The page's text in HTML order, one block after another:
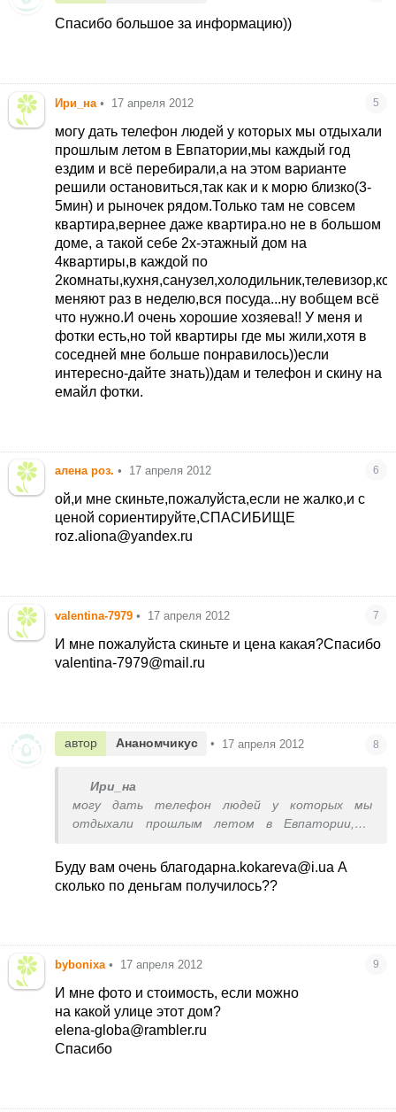
Спасибо большое за информацию))
Ири_на • 17 апреля 2012 5
могу дать телефон людей у которых мы отдыхали
прошлым летом в Евпатории,мы каждый год
ездим и всё перебирали,а на этом варианте
решили остановиться,так как и к морю близко(3-
5мин) и рыночек рядом.Только там не совсем
квартира,вернее даже квартира.но не в большом
доме, а такой себе 2х-этажный дом на
4квартиры,в каждой по
меняют раз в неделю,вся посуда...ну вобщем всё
что нужно.И очень хорошие хозяева!! У меня и
фотки есть,но той квартиры где мы жили,хотя в
соседней мне больше понравилось))если
интересно-дайте знать))дам и телефон и скину на
емайл фотки.
алена роз. • 17 апреля 2012 6
ой,и мне скиньте,пожалуйста,если не жалко,и с
ценой сориентируйте,СПАСИБИЩЕ
roz.aliona@yandex.ru
valentina-7979 • 17 апреля 2012 7
И мне пожалуйста скиньте и цена какая?Спасибо
valentina-7979@mail.ru
автор Ананомчикус • 17 апреля 2012 8
Ири_на
могу дать телефон людей у которых мы
отдыхали прошлым летом в Евпатории,мы
варианте решили остановиться,так как и к
морю близко(3-5мин) и рыночек рядом.Только
там не совсем квартира,вернее даже
меняют раз в неделю,вся посуда...ну вобщем всё
что нужно.И очень хорошие хозяева!! У меня и
фотки есть,но той квартиры где мы жили,хотя
в соседней мне больше понравилось))если
интересно-дайте знать))дам и телефон и скину
Буду вам очень благодарна.kokareva@i.ua А
сколько по деньгам получилось??
bybonixa • 17 апреля 2012 9
И мне фото и стоимость, если можно
на какой улице этот дом?
elena-globa@rambler.ru
Спасибо